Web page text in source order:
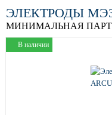
ЭЛЕКТРОДЫ МЭЗ
МИНИМАЛЬНАЯ
В наличии